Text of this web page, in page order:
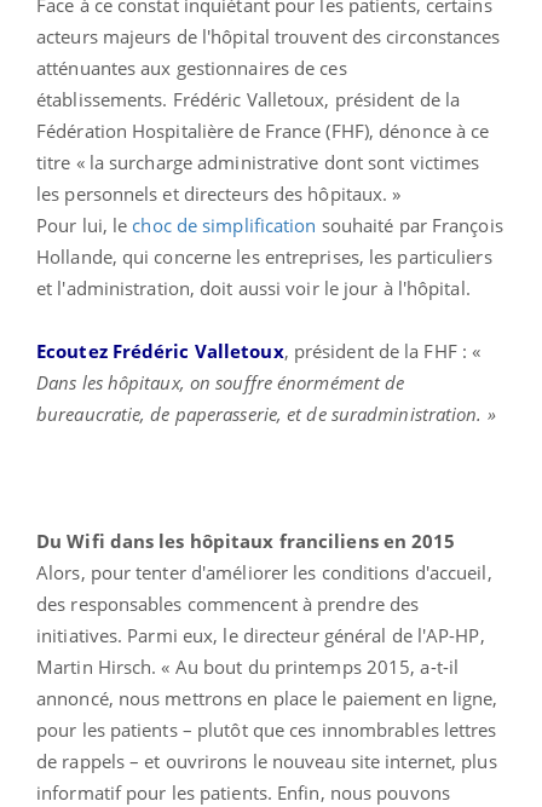
Face à ce constat inquiétant pour les patients, certains
acteurs majeurs de l'hôpital trouvent des circonstances
atténuantes aux gestionnaires de ces
établissements. Frédéric Valletoux, président de la
Fédération Hospitalière de France (FHF), dénonce à ce
titre « la surcharge administrative dont sont victimes
les personnels et directeurs des hôpitaux. »
Pour lui, le choc de simplification souhaité par François
Hollande, qui concerne les entreprises, les particuliers
et l'administration, doit aussi voir le jour à l'hôpital.
Ecoutez Frédéric Valletoux, président de la FHF : «
Dans les hôpitaux, on souffre énormément de
bureaucratie, de paperasserie, et de suradministration. »
Du Wifi dans les hôpitaux franciliens en 2015
Alors, pour tenter d'améliorer les conditions d'accueil,
des responsables commencent à prendre des
initiatives. Parmi eux, le directeur général de l'AP-HP,
Martin Hirsch. « Au bout du printemps 2015, a-t-il
annoncé, nous mettrons en place le paiement en ligne,
pour les patients – plutôt que ces innombrables lettres
de rappels – et ouvrirons le nouveau site internet, plus
informatif pour les patients. Enfin, nous pouvons